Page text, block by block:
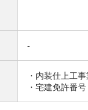
-
・内装仕上工
・宅建免許番